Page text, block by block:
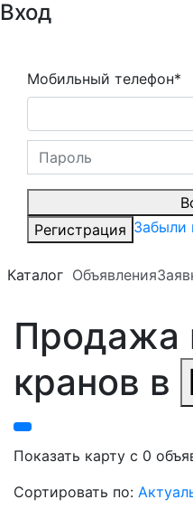
Вход
Мобильный телефон*
Регистрация Забыли
Каталог Объявления
Продажа
кранов в
Показать карту с 0
Сортировать по: